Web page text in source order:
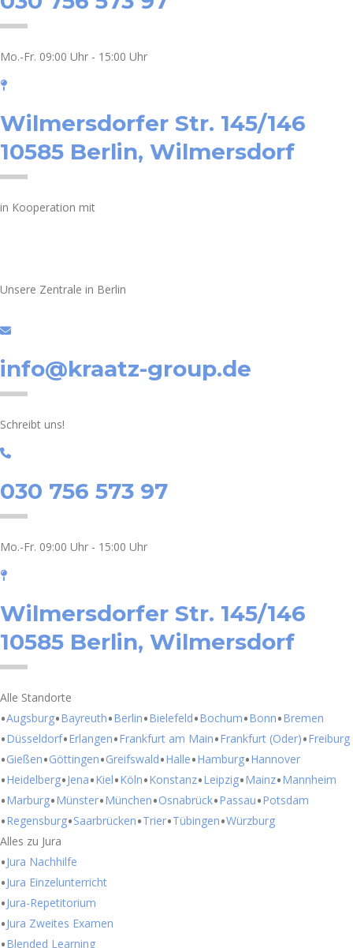
Mo.-Fr. 09:00 Uhr - 15:00 Uhr
Wilmersdorfer Str. 145/146
10585 Berlin, Wilmersdorf
in Kooperation mit
Unsere Zentrale in Berlin
info@kraatz-group.de
Schreibt uns!
030 756 573 97
Mo.-Fr. 09:00 Uhr - 15:00 Uhr
Wilmersdorfer Str. 145/146
10585 Berlin, Wilmersdorf
Alle Standorte
Augsburg Bayreuth Berlin Bielefeld Bochum Bonn Bremen
Düsseldorf Erlangen Frankfurt am Main Frankfurt (Oder) Freiburg
Gießen Göttingen Greifswald Halle Hamburg Hannover
Heidelberg Jena Kiel Köln Konstanz Leipzig Mainz Mannheim
Marburg Münster München Osnabrück Passau Potsdam
Regensburg Saarbrücken Trier Tübingen Würzburg
Alles zu Jura
Jura Nachhilfe
Jura Einzelunterricht
Jura-Repetitorium
Jura Zweites Examen
Blended Learning